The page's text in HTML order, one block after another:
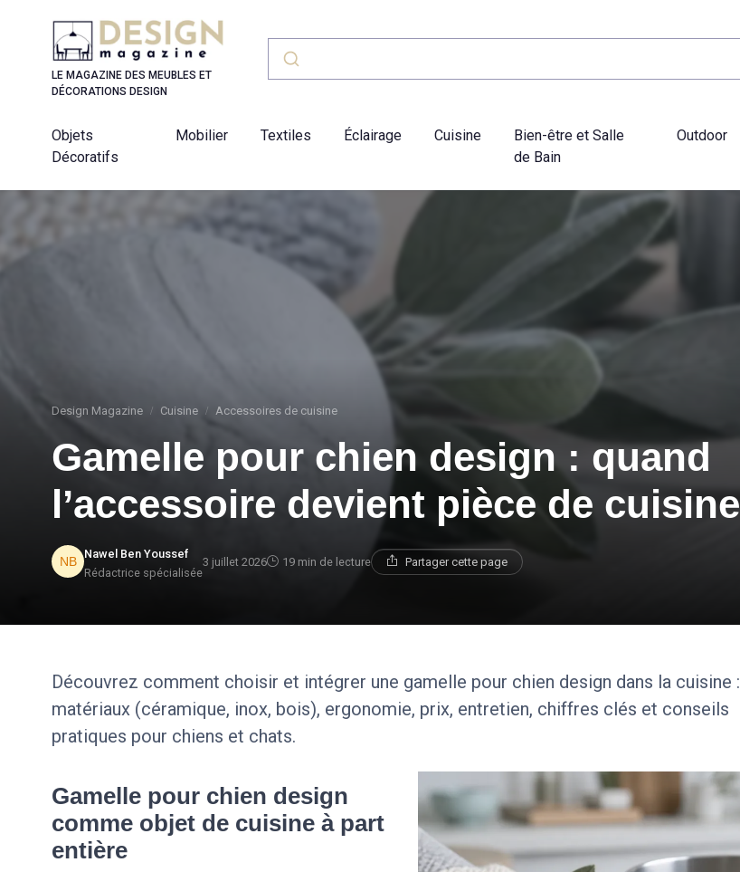
LE MAGAZINE DES MEUBLES ET
DÉCORATIONS DESIGN
Objets
Décoratifs
Mobilier Textiles Éclairage Cuisine
Bien-être et Salle
de Bain
Outdoor
Design Magazine Cuisine Accessoires de cuisine
Gamelle pour chien design : quand
l’accessoire devient pièce de cuisine
Nawel Ben Youssef
Rédactrice spécialisée
3 juillet 2026 19 min de lecture Partager cette page
Découvrez comment choisir et intégrer une gamelle pour chien design dans la cuisine :
matériaux (céramique, inox, bois), ergonomie, prix, entretien, chiffres clés et conseils
pratiques pour chiens et chats.
Gamelle pour chien design
comme objet de cuisine à part
entière